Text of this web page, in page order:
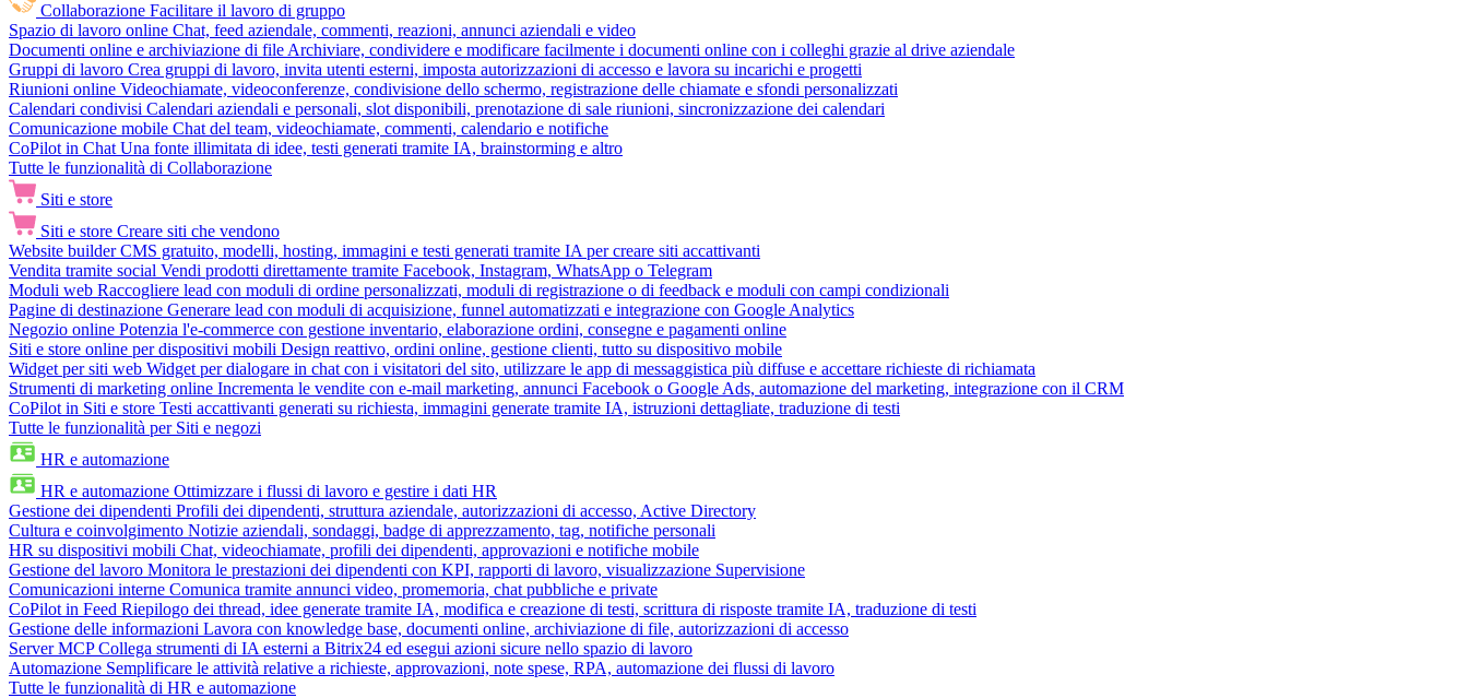
Collaborazione Facilitare il lavoro di gruppo
Spazio di lavoro online Chat, feed aziendale, commenti, reazioni, annunci aziendali e video
Documenti online e archiviazione di file Archiviare, condividere e modificare facilmente i documenti online con i colleghi grazie al drive aziendale
Gruppi di lavoro Crea gruppi di lavoro, invita utenti esterni, imposta autorizzazioni di accesso e lavora su incarichi e progetti
Riunioni online Videochiamate, videoconferenze, condivisione dello schermo, registrazione delle chiamate e sfondi personalizzati
Calendari condivisi Calendari aziendali e personali, slot disponibili, prenotazione di sale riunioni, sincronizzazione dei calendari
Comunicazione mobile Chat del team, videochiamate, commenti, calendario e notifiche
CoPilot in Chat Una fonte illimitata di idee, testi generati tramite IA, brainstorming e altro
Tutte le funzionalità di Collaborazione
Siti e store
Siti e store Creare siti che vendono
Website builder CMS gratuito, modelli, hosting, immagini e testi generati tramite IA per creare siti accattivanti
Vendita tramite social Vendi prodotti direttamente tramite Facebook, Instagram, WhatsApp o Telegram
Moduli web Raccogliere lead con moduli di ordine personalizzati, moduli di registrazione o di feedback e moduli con campi condizionali
Pagine di destinazione Generare lead con moduli di acquisizione, funnel automatizzati e integrazione con Google Analytics
Negozio online Potenzia l'e-commerce con gestione inventario, elaborazione ordini, consegne e pagamenti online
Siti e store online per dispositivi mobili Design reattivo, ordini online, gestione clienti, tutto su dispositivo mobile
Widget per siti web Widget per dialogare in chat con i visitatori del sito, utilizzare le app di messaggistica più diffuse e accettare richieste di richiamata
Strumenti di marketing online Incrementa le vendite con e-mail marketing, annunci Facebook o Google Ads, automazione del marketing, integrazione con il CRM
CoPilot in Siti e store Testi accattivanti generati su richiesta, immagini generate tramite IA, istruzioni dettagliate, traduzione di testi
Tutte le funzionalità per Siti e negozi
HR e automazione
HR e automazione Ottimizzare i flussi di lavoro e gestire i dati HR
Gestione dei dipendenti Profili dei dipendenti, struttura aziendale, autorizzazioni di accesso, Active Directory
Cultura e coinvolgimento Notizie aziendali, sondaggi, badge di apprezzamento, tag, notifiche personali
HR su dispositivi mobili Chat, videochiamate, profili dei dipendenti, approvazioni e notifiche mobile
Gestione del lavoro Monitora le prestazioni dei dipendenti con KPI, rapporti di lavoro, visualizzazione Supervisione
Comunicazioni interne Comunica tramite annunci video, promemoria, chat pubbliche e private
CoPilot in Feed Riepilogo dei thread, idee generate tramite IA, modifica e creazione di testi, scrittura di risposte tramite IA, traduzione di testi
Gestione delle informazioni Lavora con knowledge base, documenti online, archiviazione di file, autorizzazioni di accesso
Server MCP Collega strumenti di IA esterni a Bitrix24 ed esegui azioni sicure nello spazio di lavoro
Automazione Semplificare le attività relative a richieste, approvazioni, note spese, RPA, automazione dei flussi di lavoro
Tutte le funzionalità di HR e automazione